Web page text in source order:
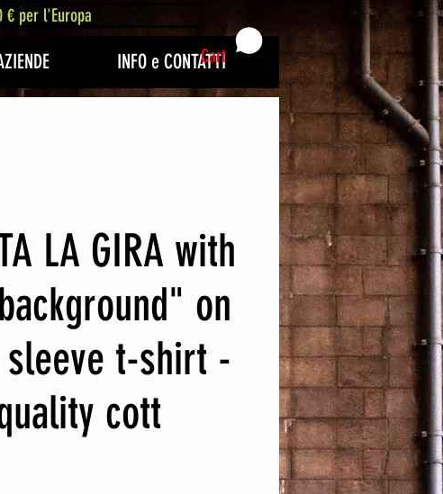
INFO e CONTATTI
per l'Europa
Cart
LA GIRA with
on
sleeve t-shirt -
cott